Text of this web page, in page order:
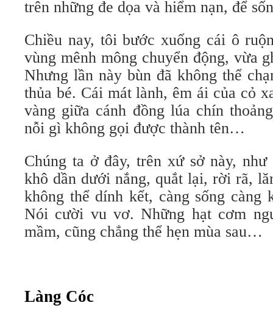
trên những đe dọa và hiểm nạn, để
Chiều nay, tôi bước xuống cái ô
vùng mênh mông chuyển động, vừa
Nhưng lần này bùn đã không thể
thủa bé. Cái mát lành, êm ái của cỏ
vàng giữa cánh đồng lúa chín
nỗi gì không gọi được thành tên…
Chúng ta ở đây, trên xứ sở này,
khô dần dưới nắng, quắt lại, rời rã,
không thể dính kết, càng sống
Nói cười vu vơ. Những hạt cơm
mầm, cũng chẳng thể hẹn mùa sau…
Làng Cóc